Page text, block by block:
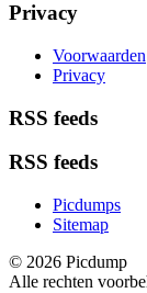
Privacy
Voorwaarden
Privacy
RSS feeds
RSS feeds
Picdumps
Sitemap
© 2026 Picdump
Alle rechten